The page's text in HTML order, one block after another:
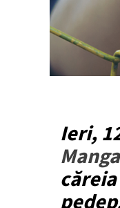
Ieri,